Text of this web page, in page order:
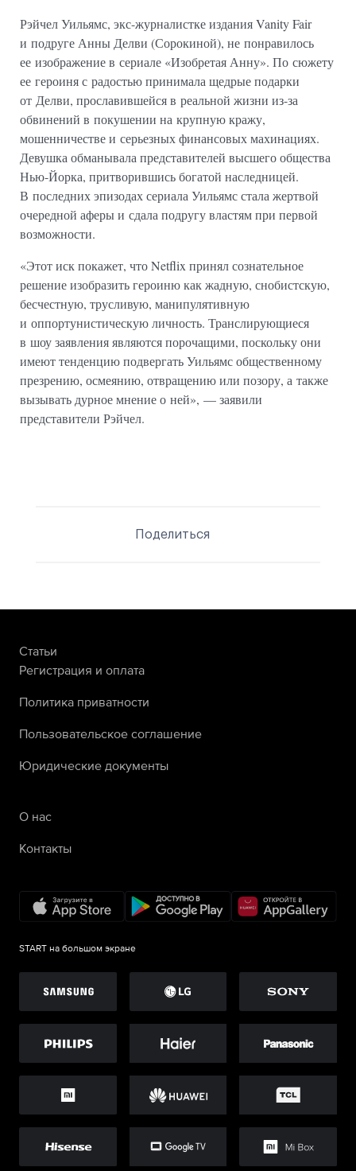
Рэйчел Уильямс, экс-журналистке издания Vanity Fair
и подруге Анны Делви (Сорокиной), не понравилось
ее изображение в сериале «Изобретая Анну». По сюжету
ее героиня с радостью принимала щедрые подарки
от Делви, прославившейся в реальной жизни из-за
обвинений в покушении на крупную кражу,
мошенничестве и серьезных финансовых махинациях.
Девушка обманывала представителей высшего общества
Нью-Йорка, притворившись богатой наследницей.
В последних эпизодах сериала Уильямс стала жертвой
очередной аферы и сдала подругу властям при первой
возможности.
«Этот иск покажет, что Netflix принял сознательное
решение изобразить героиню как жадную, снобистскую,
бесчестную, трусливую, манипулятивную
и оппортунистическую личность. Транслирующиеся
в шоу заявления являются порочащими, поскольку они
имеют тенденцию подвергать Уильямс общественному
презрению, осмеянию, отвращению или позору, а также
вызывать дурное мнение о ней», — заявили
представители Рэйчел.
Поделиться
Статьи
Регистрация и оплата
Политика приватности
Пользовательское соглашение
Юридические документы
О нас
Контакты
START на большом экране